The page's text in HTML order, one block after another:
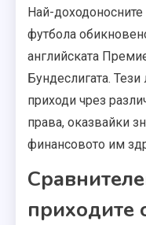
Най-
футбола
английската
Бундеслигата. Тези
приходи чрез
права, оказвайки
финансовото им
приходите